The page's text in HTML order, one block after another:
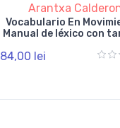
Arantxa
Vocabulario En
Manual de léxico con
84,00 lei